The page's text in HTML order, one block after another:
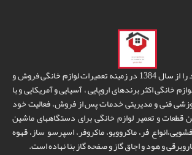
این شرکت فعالیت خود را از سال 1384 در زمینه تعمیرات لوازم خانگی فروش و
خانگی اکثر برندهای اروپایی ، آسیایی و آمریکایی و با
فنی و مدیریتی خدمات پس از فروش، فعالیت خود
قطعات و تعمیر لوازم خانگی برای دستگاههای ماشین
فر، ماکروویو، ماکروفر، اسپرسو ساز، قهوه
و هود و اجاق گاز و صفحه گاز بنا نهاده است.